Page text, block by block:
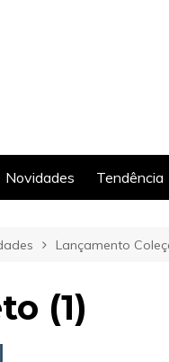
Novidades Tendência
Lançamento
(1)